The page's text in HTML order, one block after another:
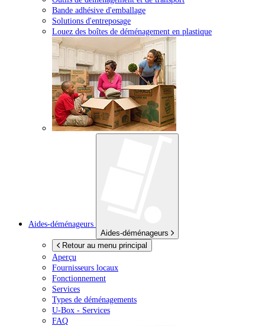
Bande adhésive d'emballage
Solutions d'entreposage
Louez des boîtes de déménagement en plastique
Aides-déménageurs
Aides-déménageurs
Retour au menu principal
Aperçu
Fournisseurs locaux
Fonctionnement
Services
Types de déménagements
U-Box - Services
FAQ